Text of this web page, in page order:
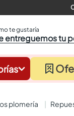
te gustaría
entreguemos tu
plomería